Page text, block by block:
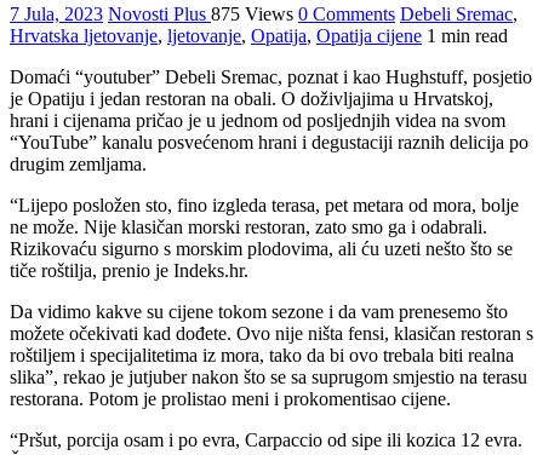
7 Jula, 2023 Novosti Plus 875 Views 0 Comments Debeli Sremac,
Hrvatska ljetovanje, ljetovanje, Opatija, Opatija cijene 1 min read
Domaći “youtuber” Debeli Sremac, poznat i kao Hughstuff, posjetio
je Opatiju i jedan restoran na obali. O doživljajima u Hrvatskoj,
hrani i cijenama pričao je u jednom od posljednjih videa na svom
“YouTube” kanalu posvećenom hrani i degustaciji raznih delicija po
drugim zemljama.
“Lijepo posložen sto, fino izgleda terasa, pet metara od mora, bolje
ne može. Nije klasičan morski restoran, zato smo ga i odabrali.
Rizikovaću sigurno s morskim plodovima, ali ću uzeti nešto što se
tiče roštilja, prenio je Indeks.hr.
Da vidimo kakve su cijene tokom sezone i da vam prenesemo što
možete očekivati kad dođete. Ovo nije ništa fensi, klasičan restoran s
roštiljem i specijalitetima iz mora, tako da bi ovo trebala biti realna
slika”, rekao je jutjuber nakon što se sa suprugom smjestio na terasu
restorana. Potom je prolistao meni i prokomentisao cijene.
“Pršut, porcija osam i po evra, Carpaccio od sipe ili kozica 12 evra.